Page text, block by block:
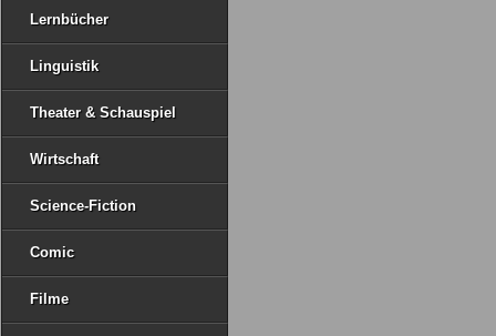
Lernbücher
Linguistik
Theater & Schauspiel
Wirtschaft
Science-Fiction
Comic
Filme